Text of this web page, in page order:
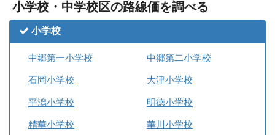
小学校・中学校区の路線価を調べる
小学校
中郷第一小学校 中郷第二小学校
石岡小学校 大津小学校
平潟小学校 明徳小学校
精華小学校 華川小学校